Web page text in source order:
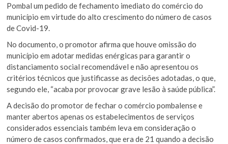
Pombal um pedido de fechamento imediato do comércio do
município em virtude do alto crescimento do número de casos
de Covid-19.
No documento, o promotor afirma que houve omissão do
município em adotar medidas enérgicas para garantir o
distanciamento social recomendável e não apresentou os
critérios técnicos que justificasse as decisões adotadas, o que,
segundo ele, “acaba por provocar grave lesão à saúde pública”.
A decisão do promotor de fechar o comércio pombalense e
manter abertos apenas os estabelecimentos de serviços
considerados essenciais também leva em consideração o
número de casos confirmados, que era de 21 quando a decisão